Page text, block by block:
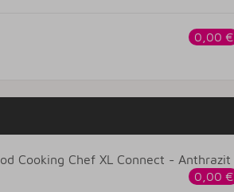
0,00 €
Cooking Chef XL Connect - Anthrazit
0,00 €